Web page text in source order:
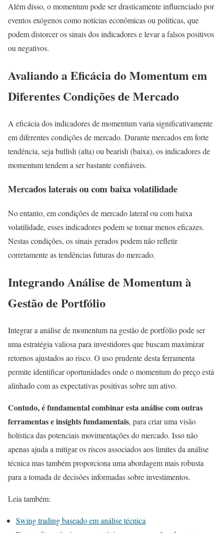
Além disso, o momentum pode ser drasticamente influenciado por
eventos exógenos como notícias econômicas ou políticas, que
podem distorcer os sinais dos indicadores e levar a falsos positivos
ou negativos.
Avaliando a Eficácia do Momentum em
Diferentes Condições de Mercado
A eficácia dos indicadores de momentum varia significativamente
em diferentes condições de mercado. Durante mercados em forte
tendência, seja bullish (alta) ou bearish (baixa), os indicadores de
momentum tendem a ser bastante confiáveis.
Mercados laterais ou com baixa volatilidade
No entanto, em condições de mercado lateral ou com baixa
volatilidade, esses indicadores podem se tornar menos eficazes.
Nestas condições, os sinais gerados podem não refletir
corretamente as tendências futuras do mercado.
Integrando Análise de Momentum à
Gestão de Portfólio
Integrar a análise de momentum na gestão de portfólio pode ser
uma estratégia valiosa para investidores que buscam maximizar
retornos ajustados ao risco. O uso prudente desta ferramenta
permite identificar oportunidades onde o momentum do preço está
alinhado com as expectativas positivas sobre um ativo.
Contudo, é fundamental combinar esta análise com outras
ferramentas e insights fundamentais, para criar uma visão
holística das potenciais movimentações do mercado. Isso não
apenas ajuda a mitigar os riscos associados aos limites da análise
técnica mas também proporciona uma abordagem mais robusta
para a tomada de decisões informadas sobre investimentos.
Leia também:
Swing trading baseado em análise técnica